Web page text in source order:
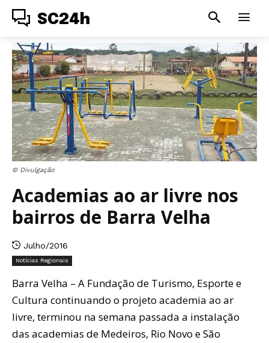
SC24h
© Divulgação
Academias ao ar livre nos
bairros de Barra Velha
Julho/2016
Notícias Regionais
Barra Velha – A Fundação de Turismo, Esporte e
Cultura continuando o projeto academia ao ar
livre, terminou na semana passada a instalação
das academias de Medeiros, Rio Novo e São